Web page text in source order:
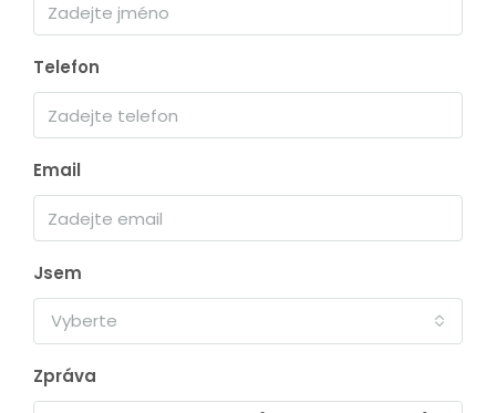
Telefon
Email
Jsem
Vyberte
Zpráva